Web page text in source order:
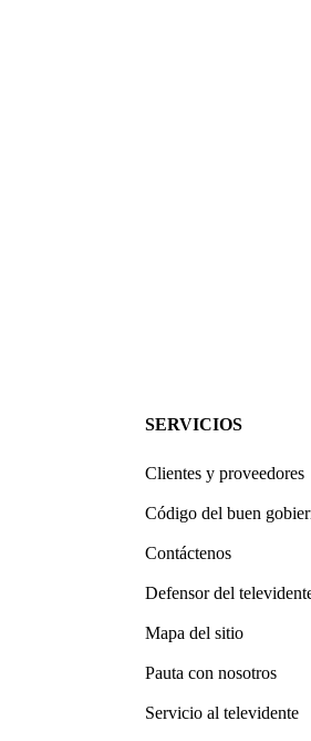
SERVICIOS
Clientes y proveedores
Código del buen
Contáctenos
Defensor del
Mapa del sitio
Pauta con nosotros
Servicio al televidente